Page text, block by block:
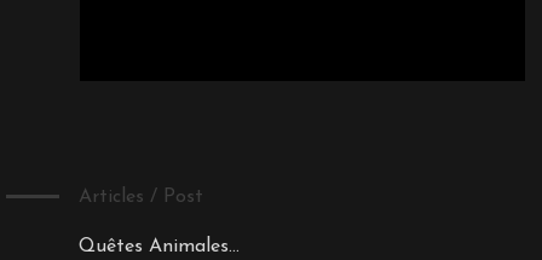
Articles / Post
Quêtes Animales…